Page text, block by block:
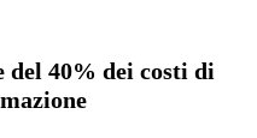
del 40% dei costi di